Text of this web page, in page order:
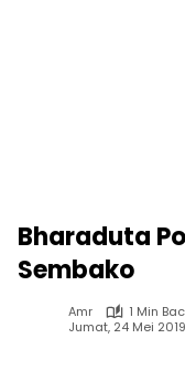
Bharaduta
Sembako
Amr
1 Min
Jumat, 24 Mei 2019